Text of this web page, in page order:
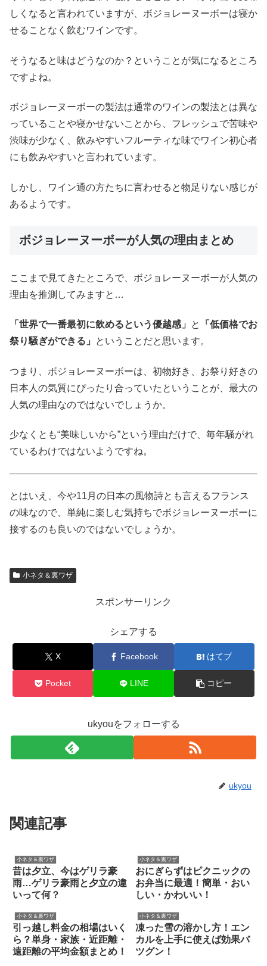
しくなると言われていますが、ボジョレーヌーボーは寝か
せることなく飲むワインです。
そうなると味はどうなのか？ということが気になるところ
ですよね。
ボジョレーヌーボーの製法は通常のワインの製法とは異な
っていることや寝かせないことから、フレッシュで苦味や
渋味が少なく、飲みやすいフルーティな味でワイン初心者
にも飲みやすいと言われています。
しかし、ワイン通の方たちに言わせると物足りない感じが
あるようです。
ボジョレーヌーボーが人気の理由まとめ
ここまで見てきたところで、ボジョレーヌーボーが人気の
理由を推測してみますと…
「世界で一番最初に飲めるという優越感」 と
「低価格でお
祭り騒ぎができる」
ということだと思います。
つまり、ボジョレーヌーボーは、初物好き、お祭り好きの
日本人の気質にぴったり合っていたということが、最大の
人気の理由なのではないでしょうか。
少なくとも“美味しいから”という理由だけで、毎年騒がれ
ているわけではないようですね。
とはいえ、今や11月の日本の風物詩とも言えるフランス
の味なので、単純に楽しむ気持ちでボジョレーヌーボーに
接するのも良いのではないでしょうか。
小ネタ＆裏ワザ
スポンサーリンク
シェアする
X Facebook はてブ
Pocket LINE コピー
ukyouをフォローする
ukyou
関連記事
小ネタ＆裏ワザ
昔は夕立、今はゲリラ豪
雨…ゲリラ豪雨と夕立の違
いって何？
小ネタ＆裏ワザ
おにぎらずはピクニックの
お弁当に最適！簡単・おい
しい・かわいい！
小ネタ＆裏ワザ
引っ越し料金の相場はいく
ら？単身・家族・近距離・
遠距離の平均金額まとめ！
小ネタ＆裏ワザ
凍った雪の溶かし方！エン
カルを上手に使えば効果バ
ツグン！